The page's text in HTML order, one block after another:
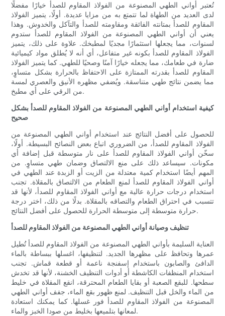
تُعتبر أواني الطهي المصنوعة من الفولاذ المقاوم للصدأ خيارًا مفضلًا
لدى العديد من الطهاة لما تتمتع به من مزايا عديدة. أولًا، يتميز الفولاذ
المقاوم للصدأ بمتانته الفائقة ومقاومته للصدأ والتآكل والخدوش. وهذا
يعني أن أواني الطهي المصنوعة من الفولاذ المقاوم للصدأ ستدوم
لسنوات، مما يجعلها استثمارًا مجديًا لمطبخك. علاوة على ذلك، يتميز
الفولاذ المقاوم للصدأ بكونه غير متفاعل، أي أنه لا يُطلق مواد كيميائية
ضارة في طعامك، مما يجعله خيارًا آمنًا وصحيًا للطهي. كما يتميز الفولاذ
المقاوم للصدأ بقدرته الممتازة على الاحتفاظ بالحرارة بشكل متساوٍ،
مما يضمن نتائج طهي متناسقة. ويُضفي مظهره الأنيق والعصري لمسة
من الرقي على أي مطبخ.
كيفية استخدام أواني الطهي المصنوعة من الفولاذ المقاوم للصدأ بشكل
صحيح
للحصول على أفضل النتائج عند استخدام أواني الطهي المصنوعة من
الفولاذ المقاوم للصدأ، من الضروري اتباع بعض النصائح البسيطة. أولًا،
سخّن أواني الفولاذ المقاوم للصدأ على نار متوسطة قبل إضافة أي
مكونات. سيساعد ذلك على منع الالتصاق وضمان طهي متساوٍ. من
المهم أيضًا استخدام كمية معتدلة من الزيت أو الزبدة عند الطهي في
أواني الفولاذ المقاوم للصدأ لمنع الطعام من الالتصاق بالمقلاة. تجنب
استخدام درجات حرارة عالية مع أواني الفولاذ المقاوم للصدأ، لأنها قد
تتسبب في احتراق الطعام والتصاقه بالمقلاة. بدلًا من ذلك، اختر درجة
حرارة متوسطة إلى متوسطة الحرارة للحصول على أفضل النتائج.
تنظيف وصيانة أواني الطهي المصنوعة من الفولاذ المقاوم للصدأ
العناية السليمة بأواني الطهي المصنوعة من الفولاذ المقاوم للصدأ تُطيل
عمرها وتحافظ على مظهرها الجديد. لتنظيفها، اغسلها ببساطة بالماء
الدافئ والصابون باستخدام إسفنجة ناعمة أو قطعة قماش. تجنب
استخدام المنظفات الكاشطة أو أدوات التنظيف الخشنة، لأنها قد تخدش
سطحها. للبقع الصعبة أو بقايا الطعام المحترقة، انقع المقلاة في خليط
من الماء والخل قبل التنظيف. لمنع ظهور بقع الماء، جفف أواني الطهي
المصنوعة من الفولاذ المقاوم للصدأ فور غسلها. كما يمكنك استعادة
لمعانها بتلميعها بخليط من صودا الخبز والماء.